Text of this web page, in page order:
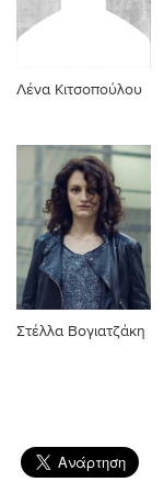
Λένα Κιτσοπούλου
Στέλλα Βογιατζάκη